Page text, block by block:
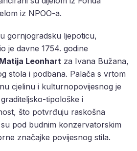
iz NPOO-a.
gornjogradsku ljepoticu,
je davne 1754. godine
Matija Leonhart za Ivana Bužana,
stola i podbana. Palača s vrtom
cjelinu i kulturnopovijesnog je
tipološke i
što potvrđuju raskošna
pod budnim konzervatorskim
značajke povijesnog stila.